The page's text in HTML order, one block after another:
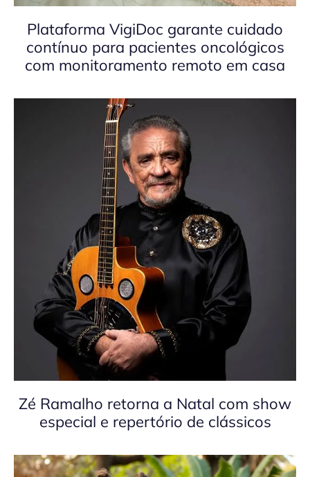
Plataforma VigiDoc garante cuidado
contínuo para pacientes oncológicos
com monitoramento remoto em casa
Zé Ramalho retorna a Natal com show
especial e repertório de clássicos